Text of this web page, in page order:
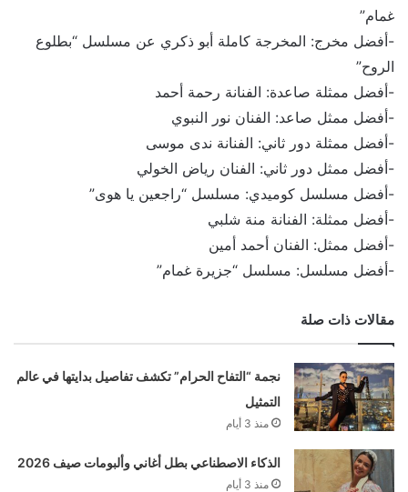
غمام”
-أفضل مخرج: المخرجة كاملة أبو ذكري عن مسلسل “بطلوع
الروح”
-أفضل ممثلة صاعدة: الفنانة رحمة أحمد
-أفضل ممثل صاعد: الفنان نور النبوي
-أفضل ممثلة دور ثاني: الفنانة ندى موسى
-أفضل ممثل دور ثاني: الفنان رياض الخولي
-أفضل مسلسل كوميدي: مسلسل “راجعين يا هوى”
-أفضل ممثلة: الفنانة منة شلبي
-أفضل ممثل: الفنان أحمد أمين
-أفضل مسلسل: مسلسل “جزيرة غمام”
مقالات ذات صلة
نجمة “التفاح الحرام” تكشف تفاصيل بدايتها في عالم
التمثيل
منذ 3 أيام
الذكاء الاصطناعي بطل أغاني وألبومات صيف 2026
منذ 3 أيام